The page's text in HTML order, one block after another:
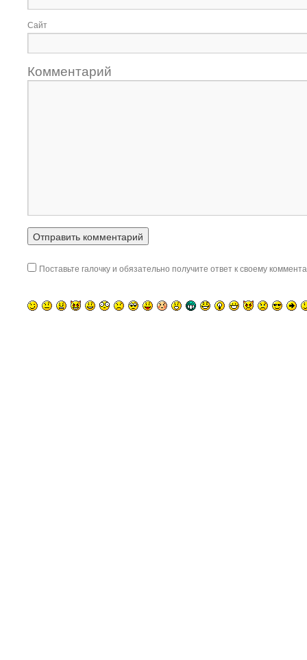
Сайт
Комментарий
Поставьте галочку и обязательно получите ответ к своему